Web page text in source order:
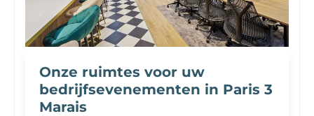
Onze ruimtes voor uw
bedrijfsevenementen in Paris 3
Marais